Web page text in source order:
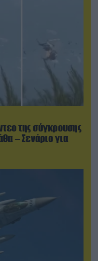
της σύγκρουσης
– Σενάριο για